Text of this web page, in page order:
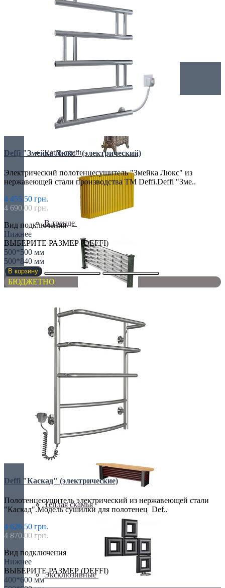
Электрические
Retro стиль
В тренде
С зеркалом
Теплая скамья
Эксклюзивные
Deffi "Змейка Люкс" (электрический)
Электрический полотенцесушитель "Змейка Люкс" из
нержавеющей стали производства ТМ Deffi.Deffi "Зме..
4 455.50 грн.
4 690.00 грн.
Вид подключения
Нижнее
ВЫБЕРИТЕ РАЗМЕР (DEFFI)
500*500 мм
500*840 мм
В корзину
БЮДЖЕТНО
Deffi "Каскад" (электрические)
Полотенцесушитель электрический из нержавеющей стали
"Каскад".Модель сушилки для полотенец Def..
4 626.50 грн.
4 870.00 грн.
Вид подключения
Нижнее
ВЫБЕРИТЕ РАЗМЕР (DEFFI)
400*600 мм